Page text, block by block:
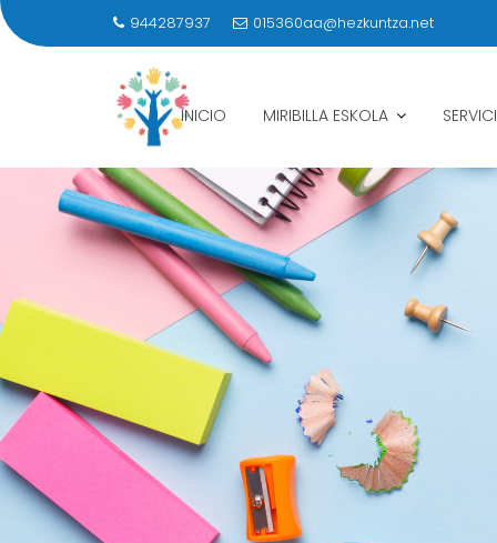
944287937 015360aa@hezkuntza.net
INICIO MIRIBILLA ESKOLA